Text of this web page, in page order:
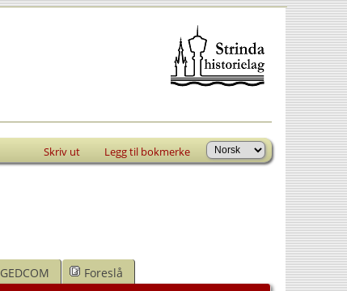
Skriv ut Legg til bokmerke
GEDCOM Foreslå